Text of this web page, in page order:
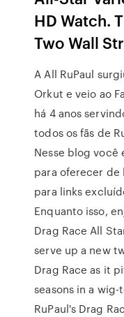
HD Watch.
Two Wall
A All RuPaul
Orkut e veio ao
há 4 anos
todos os fãs de
Nesse blog
para oferecer de
para links
Enquanto isso,
Drag Race All
serve up a new
Drag Race as it
seasons in a
RuPaul's Drag